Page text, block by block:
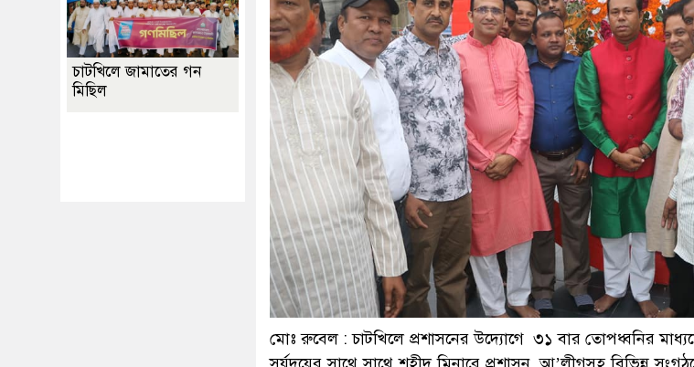
মোঃ রুবেল : চাটখিলে প্রশাসনের উদ্যোগে ৩১ বার তোপধ্বনির
চাটখিলে জামাতের গন
মিছিল